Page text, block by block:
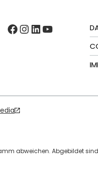
Facebook
Instagram
LinkedIn
YouTube
abweichen. Abgebildet